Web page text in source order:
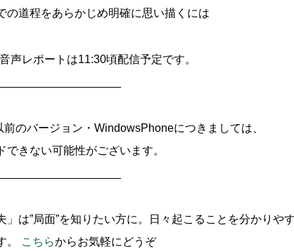
道程をあらかじめ明確に思い描くには
声レポートは11:30頃配信予定です。
のバージョン・WindowsPhoneにつきましては、
できない可能性がございます。
は”局面”を知りたい方に。日々起こることを分かりや
。
こちらからお気軽にどうぞ